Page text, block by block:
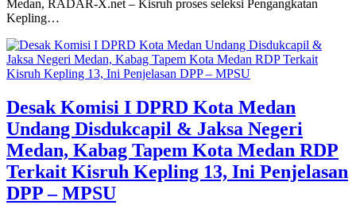
Medan, RADAR-X.net – Kisruh proses seleksi Pengangkatan
Kepling…
Desak Komisi I DPRD Kota Medan
Undang Disdukcapil & Jaksa Negeri
Medan, Kabag Tapem Kota Medan RDP
Terkait Kisruh Kepling 13, Ini Penjelasan
DPP – MPSU